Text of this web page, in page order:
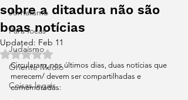
Jornalismo
Para focas
Judaísmo
Oriente Médio
Coisas legais
sobre a ditadura não são
boas notícias
Updated: Feb 11
Rated NaN out of 5 stars.
Circularam, nos últimos dias, duas notícias que
merecem/ devem ser compartilhadas e
comemoradas: